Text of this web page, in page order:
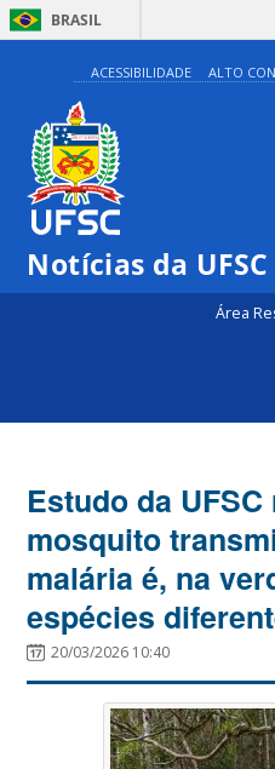
BRASIL
ACESSIBILIDADE ALTO
Notícias da UFSC
Área
Estudo da
mosquito
malária é, na
espécies
20/03/2026 10:40